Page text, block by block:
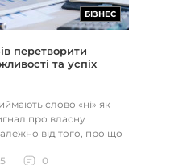
БІЗНЕС
перетворити
та успіх
слово «ні» як
про власну
від того, про що
0